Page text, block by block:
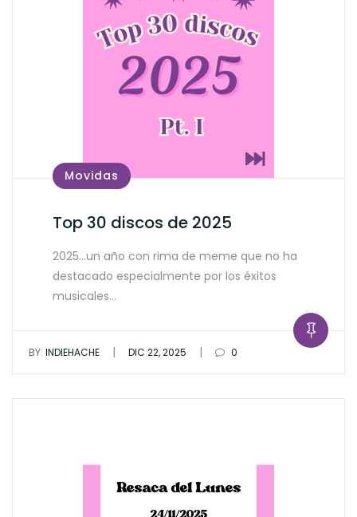
Movidas
Top 30 discos de 2025
2025…un año con rima de meme que no ha
destacado especialmente por los éxitos
musicales…
BY: INDIEHACHE | DIC 22, 2025 | 0